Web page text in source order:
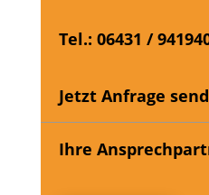
Tel.: 06431 /
Jetzt Anfrage
Ihre